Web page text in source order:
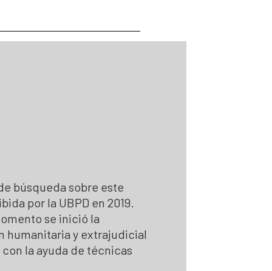
para la búsqueda
búsqueda sobre este
por la UBPD en 2019.
se inició la
humanitaria y extrajudicial
con la ayuda de técnicas